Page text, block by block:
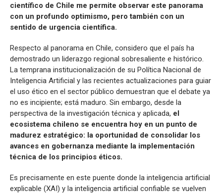
científico de Chile me permite observar este panorama
con un profundo optimismo, pero también con un
sentido de urgencia científica.
Respecto al panorama en Chile, considero que el país ha
demostrado un liderazgo regional sobresaliente e histórico.
La temprana institucionalización de su Política Nacional de
Inteligencia Artificial y las recientes actualizaciones para guiar
el uso ético en el sector público demuestran que el debate ya
no es incipiente; está maduro. Sin embargo, desde la
perspectiva de la investigación técnica y aplicada, el
ecosistema chileno se encuentra hoy en un punto de
madurez estratégico: la oportunidad de consolidar los
avances en gobernanza mediante la implementación
técnica de los principios éticos.
Es precisamente en este puente donde la inteligencia artificial
explicable (XAI) y la inteligencia artificial confiable se vuelven